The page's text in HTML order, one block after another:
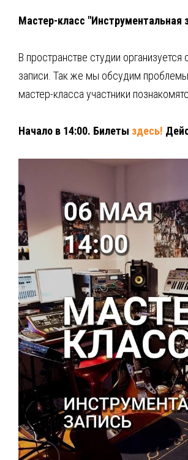
Мастер-класс "Инструментальная
В пространстве студии
записи. Так же мы обсудим
мастер-класса участники
Начало в 14:00. Билеты здесь!